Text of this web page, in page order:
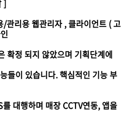
]
관리용 웹관리자 , 클라이언트 ( 고
확정 되지 않았으며 기획단계에
들이 있습니다. 핵심적인 기능 부
대행하며 매장 CCTV연동, 앱을